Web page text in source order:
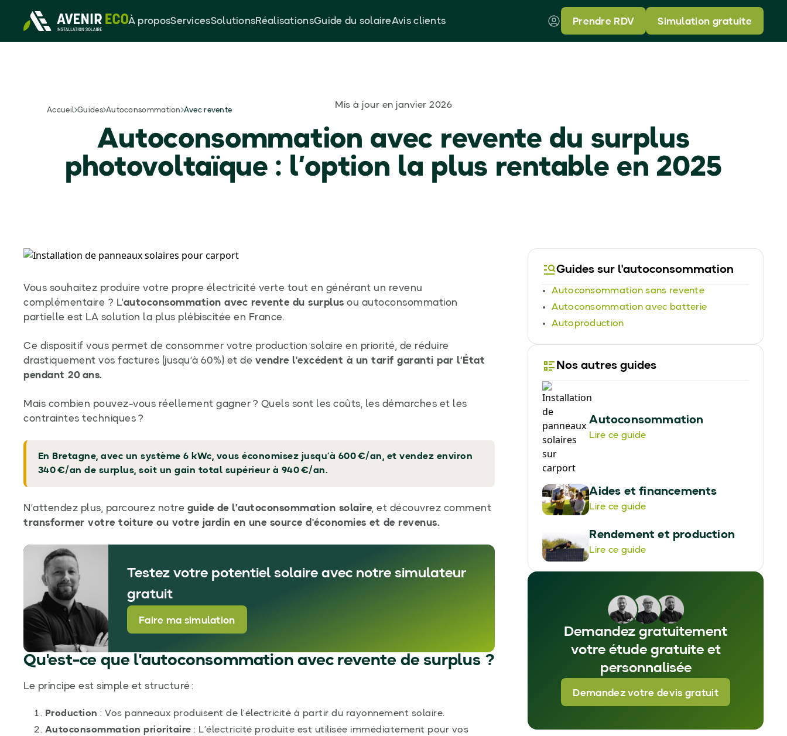
À proposServicesSolutionsRéalisationsGuide du solaireAvis clients Prendre RDV Simulation gratuite
Accueil Guides Autoconsommation Avec revente
Mis à jour en janvier 2026
Autoconsommation avec revente du surplus
photovoltaïque : l’option la plus rentable en 2025
Vous souhaitez produire votre propre électricité verte tout en générant un revenu
complémentaire ? L'autoconsommation avec revente du surplus ou autoconsommation
partielle est LA solution la plus plébiscitée en France.
Ce dispositif vous permet de consommer votre production solaire en priorité, de réduire
drastiquement vos factures (jusqu’à 60%) et de vendre l'excédent à un tarif garanti par l’État
pendant 20 ans.
Mais combien pouvez-vous réellement gagner ? Quels sont les coûts, les démarches et les
contraintes techniques ?
En Bretagne, avec un système 6 kWc, vous économisez jusqu’à 600 €/an, et vendez environ
340 €/an de surplus, soit un gain total supérieur à 940 €/an.
N’attendez plus, parcourez notre guide de l’autoconsommation solaire, et découvrez comment
transformer votre toiture ou votre jardin en une source d'économies et de revenus.
Testez votre potentiel solaire avec notre simulateur
gratuit
Faire ma simulation
Qu'est-ce que l'autoconsommation avec revente de surplus ?
Le principe est simple et structuré :
Production : Vos panneaux produisent de l’électricité à partir du rayonnement solaire.
Autoconsommation prioritaire : L’électricité produite est utilisée immédiatement pour vos
Guides sur l'autoconsommation
Autoconsommation sans revente
Autoconsommation avec batterie
Autoproduction
Nos autres guides
Autoconsommation
Lire ce guide
Aides et financements
Lire ce guide
Rendement et production
Lire ce guide
Demandez gratuitement
votre étude gratuite et
personnalisée
Demandez votre devis gratuit